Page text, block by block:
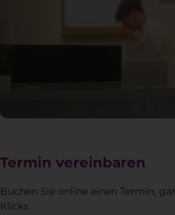
Termin vereinbaren
Buchen Sie online einen Termin,
Klicks.